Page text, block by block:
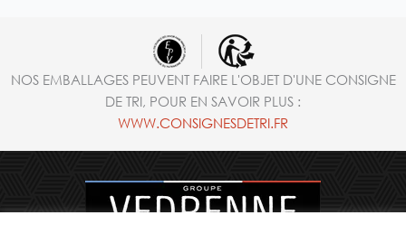
NOS EMBALLAGES PEUVENT FAIRE L'OBJET D'UNE CONSIGNE
DE TRI, POUR EN SAVOIR PLUS :
WWW.CONSIGNESDETRI.FR